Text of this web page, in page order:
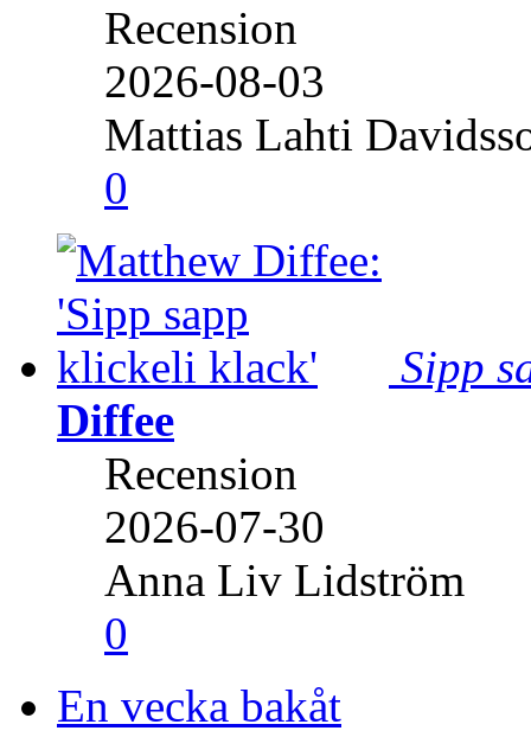
Recension
2026-08-03
Mattias Lahti
0
Sipp
Diffee
Recension
2026-07-30
Anna Liv Lidström
0
En vecka bakåt